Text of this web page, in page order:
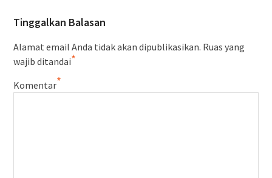
Tinggalkan Balasan
Alamat email Anda tidak akan dipublikasikan. Ruas yang
wajib ditandai*
Komentar*